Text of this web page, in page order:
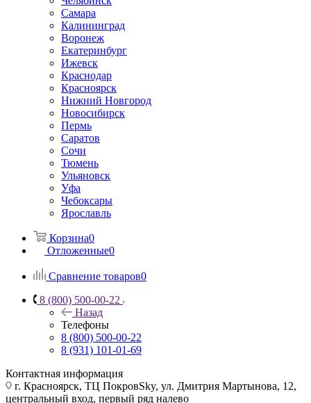
Самара
Калининград
Воронеж
Екатеринбург
Ижевск
Краснодар
Красноярск
Нижний Новгород
Новосибирск
Пермь
Саратов
Сочи
Тюмень
Ульяновск
Уфа
Чебоксары
Ярославль
Корзина0
Отложенные0
Сравнение товаров0
8 (800) 500-00-22
Назад
Телефоны
8 (800) 500-00-22
8 (931) 101-01-69
Контактная информация
г. Красноярск, ТЦ ПокровSky, ул. Дмитрия Мартынова, 12,
центральный вход, первый ряд налево